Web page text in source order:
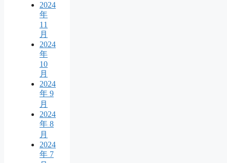
2024
年
11
月
2024
年
10
月
2024
年 9
月
2024
年 8
月
2024
年 7